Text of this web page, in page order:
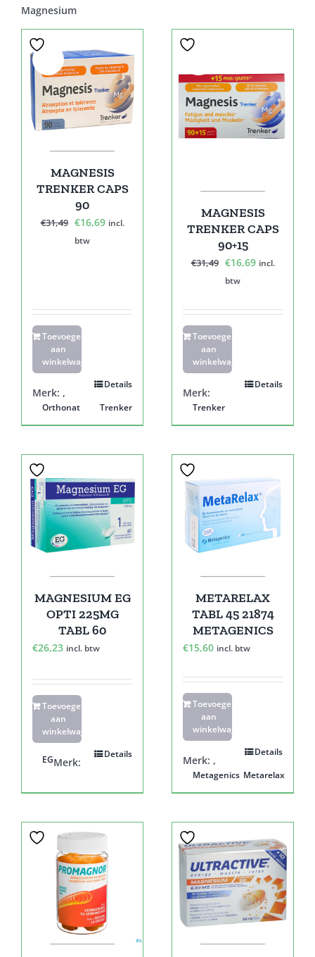
Magnesium
MAGNESIS
TRENKER CAPS
90
€31,49 Oorspronkelijke
prijs
€16,69Huidige
incl.
btw
Toevoegen
aan
winkelwagen
Details
Merk:
Orthonat
,
Trenker
MAGNESIS
TRENKER CAPS
90+15
€31,49 Oorspronkelijke
prijs
€31,49.
€16,69Huidige
€16,69.
incl.
btw
Toevoegen
aan
winkelwagen
Details
Merk:
Trenker
MAGNESIUM EG
OPTI 225MG
TABL 60
€26,23 incl. btw
Toevoegen
aan
winkelwagen
Details
Merk:
EG
METARELAX
TABL 45 21874
METAGENICS
€15,60 incl. btw
Toevoegen
aan
winkelwagen
Details
Merk:
Metagenics
,
Metarelax